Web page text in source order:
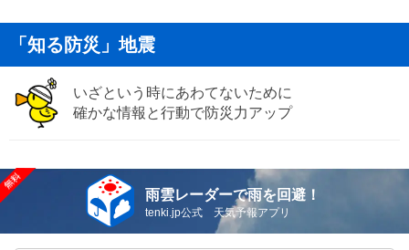
「知る防災」地震
いざという時にあわてないために
確かな情報と行動で防災力アップ
雨雲レーダーで雨を回避！
tenki.jp公式 天気予報アプリ